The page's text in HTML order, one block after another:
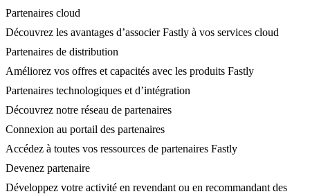
Partenaires cloud
Découvrez les avantages d’associer Fastly à vos services cloud
Partenaires de distribution
Améliorez vos offres et capacités avec les produits Fastly
Partenaires technologiques et d’intégration
Découvrez notre réseau de partenaires
Connexion au portail des partenaires
Accédez à toutes vos ressources de partenaires Fastly
Devenez partenaire
Développez votre activité en revendant ou en recommandant des